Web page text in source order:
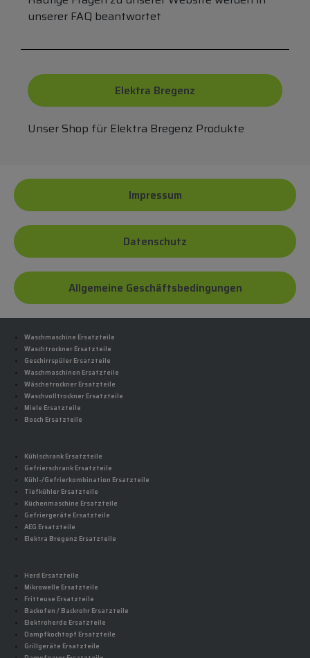
unserer FAQ beantwortet
Elektra Bregenz
Unser Shop für Elektra Bregenz Produkte
Impressum
Datenschutz
Allgemeine Geschäftsbedingungen
Waschmaschine Ersatzteile
Waschtrockner Ersatzteile
Geschirrspüler Ersatzteile
Waschmaschinen Ersatzteile
Wäschetrockner Ersatzteile
Waschvolltrockner Ersatzteile
Miele Ersatzteile
Bosch Ersatzteile
Kühlschrank Ersatzteile
Gefrierschrank Ersatzteile
Kühl-/Gefrierkombination Ersatzteile
Tiefkühler Ersatzteile
Küchenmaschine Ersatzteile
Gefriergeräte Ersatzteile
AEG Ersatzteile
Elektra Bregenz Ersatzteile
Herd Ersatzteile
Mikrowelle Ersatzteile
Fritteuse Ersatzteile
Backofen / Backrohr Ersatzteile
Elektroherde Ersatzteile
Dampfkochtopf Ersatzteile
Grillgeräte Ersatzteile